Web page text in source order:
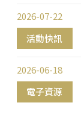
活動快訊
2026-07-22
電子資源
2026-06-18